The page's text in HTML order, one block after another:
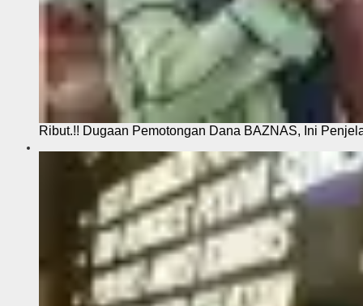
Ribut.!! Dugaan Pemotongan Dana BAZNAS, Ini